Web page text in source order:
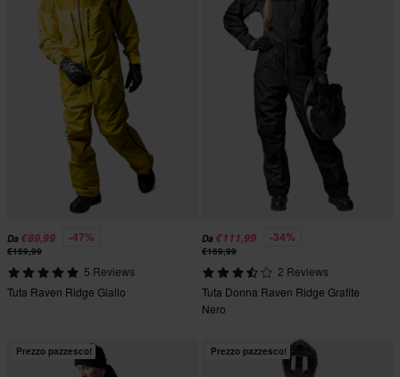
Da €89,99 -47%
€169,99
5 Reviews
Tuta Raven Ridge Giallo
Da €111,99 -34%
€169,99
2 Reviews
Tuta Donna Raven Ridge Grafite
Nero
Prezzo pazzesco! Prezzo pazzesco!